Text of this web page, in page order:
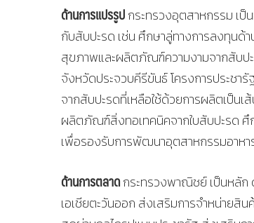
ด้านการแปรรูปกระทรวงอุตสาหกรรม เป็
กับสับปะรด เช่น ศึกษาลู่ทางการลงทุนด้
สุขภาพและผลิตภัณฑ์ความงามจากสับปะ
จังหวัดประจวบคีรีขันธ์ โครงการประช
จากสับปะรดที่เหลือใช้ด้วยการผลิตเป็น
ผลิตภัณฑ์สิ่งทอเทคนิคจากใบสับปะรด ศึ
เพื่อรองรับการพัฒนาอุตสาหกรรมอาหา
ด้านการตลาดกระทรวงพาณิชย์ เป็นหลัก
เอเชียตะวันออก ส่งเสริมการจำหน่าย